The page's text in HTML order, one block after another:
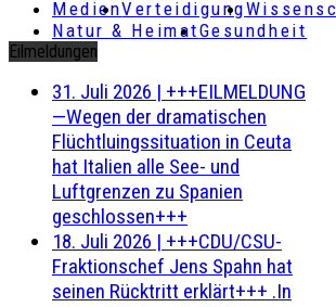
MedienVerteidigung
Natur & HeimatGesundheit
Eilmeldungen
31. Juli 2026 | +++EILMELDUNG
—Wegen der dramatischen
Flüchtluingssituation in Ceuta
hat Italien alle See- und
Luftgrenzen zu Spanien
geschlossen+++
18. Juli 2026 | +++CDU/CSU-
Fraktionschef Jens Spahn hat
seinen Rücktritt erklärt+++ .In